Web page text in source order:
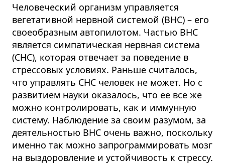
Человеческий организм управляется
вегетативной нервной системой (ВНС) – его
своеобразным автопилотом. Частью ВНС
является симпатическая нервная система
(СНС), которая отвечает за поведение в
стрессовых условиях. Раньше считалось,
что управлять СНС человек не может. Но с
развитием науки оказалось, что ее все же
можно контролировать, как и иммунную
систему. Наблюдение за своим разумом, за
деятельностью ВНС очень важно, поскольку
именно так можно запрограммировать мозг
на выздоровление и устойчивость к стрессу.